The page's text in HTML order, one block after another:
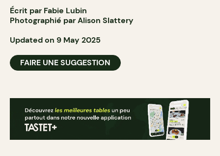
Écrit par Fabie Lubin
Photographié par Alison Slattery
Updated on 9 May 2025
FAIRE UNE SUGGESTION